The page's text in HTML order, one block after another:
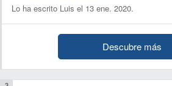
Lo ha escrito Luis el 13 ene. 2020.
Descubre más